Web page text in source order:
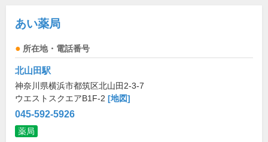
あい薬局
所在地・電話番号
北山田駅
神奈川県横浜市都筑区北山田2-3-7
ウエストスクエアB1F-2 [地図]
045-592-5926
薬局